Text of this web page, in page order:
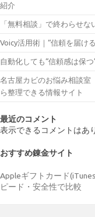
紹介
「無料相談」で終わらせ
Voicy活用術｜“信頼を届け
自動化しても“信頼感は保
名古屋カビのお悩み相談室
ら整理できる情報サイト
最近のコメント
表示できるコメントはあ
おすすめ錬金サイト
Appleギフトカード
ピード・安全性で比較